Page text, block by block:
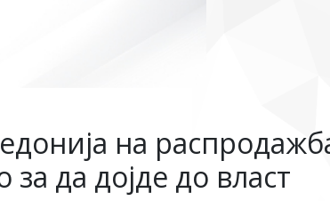
на
да дојде до власт